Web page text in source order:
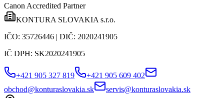
Canon Accredited Partner
KONTURA SLOVAKIA s.r.o.
IČO: 35726446 | DIČ: 2020241905
IČ DPH: SK2020241905
+421 905 327 819
+421 905 609 402
obchod@konturaslovakia.sk
servis@konturaslovakia.sk